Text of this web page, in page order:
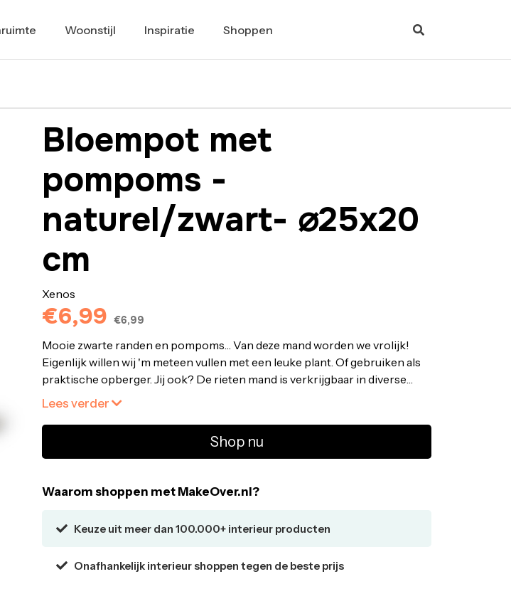
Woonstijl Inspiratie Shoppen
Bloempot met
pompoms -
naturel/zwart- ⌀25x20
cm
Xenos
€6,99 €6,99
Mooie zwarte randen en pompoms… Van deze mand worden we vrolijk!
Eigenlijk willen wij 'm meteen vullen met een leuke plant. Of gebruiken als
praktische opberger. Jij ook? De rieten mand is verkrijgbaar in diverse
maten. Dit exemplaar heeft een diameter van 25 cm en de hoogte is 20 cm. •
⌀25x20 cm
Lees verder
Shop nu
Waarom shoppen met MakeOver.nl?
Keuze uit meer dan 100.000+ interieur producten
Onafhankelijk interieur shoppen tegen de beste prijs